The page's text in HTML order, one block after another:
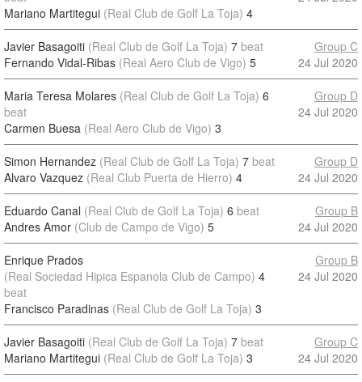
Mariano Martitegui (Real Club de Golf La Toja) 4
Javier Basagoiti (Real Club de Golf La Toja) 7 beat
Fernando Vidal-Ribas (Real Aero Club de Vigo) 5
Group C
24 Jul 2020
Maria Teresa Molares (Real Club de Golf La Toja) 6
beat
Carmen Buesa (Real Aero Club de Vigo) 3
Group D
24 Jul 2020
Simon Hernandez (Real Club de Golf La Toja) 7 beat
Alvaro Vazquez (Real Club Puerta de Hierro) 4
Group D
24 Jul 2020
Eduardo Canal (Real Club de Golf La Toja) 6 beat
Andres Amor (Club de Campo de Vigo) 5
Group B
24 Jul 2020
Enrique Prados
(Real Sociedad Hipica Espanola Club de Campo) 4
beat
Francisco Paradinas (Real Club de Golf La Toja) 3
Group B
24 Jul 2020
Javier Basagoiti (Real Club de Golf La Toja) 7 beat
Mariano Martitegui (Real Club de Golf La Toja) 3
Group C
24 Jul 2020